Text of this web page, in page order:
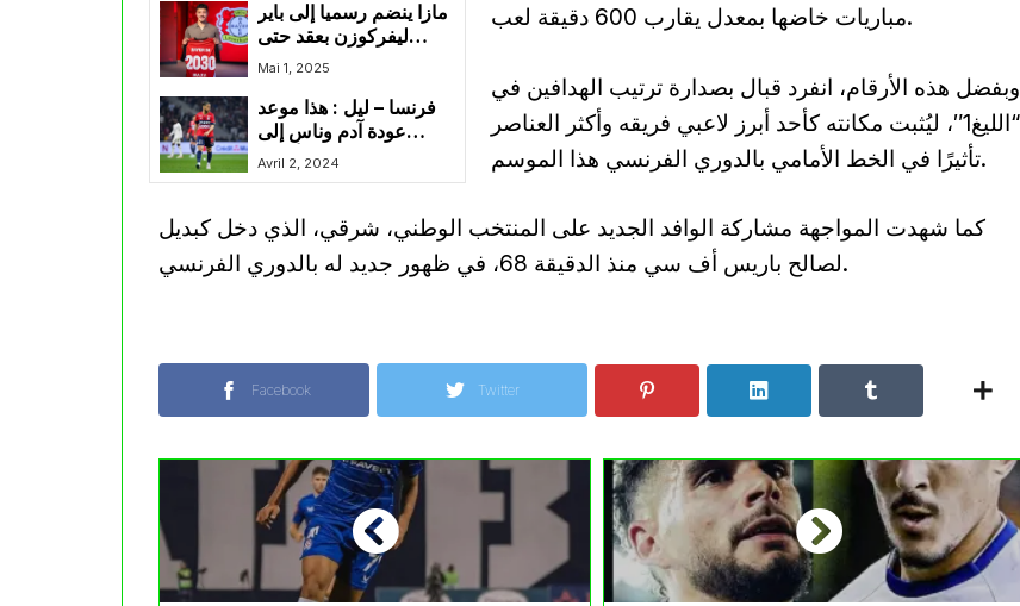
مازا ينضم رسميا إلى باير
ليفركوزن بعقد حتى
2030
Mai 1, 2025
فرنسا – ليل : هذا موعد
عودة آدم وناس إلى
المستطيل الأخضر
Avril 2, 2024
مباريات خاضها بمعدل يقارب 600 دقيقة لعب.
وبفضل هذه الأرقام، انفرد قبال بصدارة ترتيب الهدافين في
“الليغ1″، ليُثبت مكانته كأحد أبرز لاعبي فريقه وأكثر العناصر
تأثيرًا في الخط الأمامي بالدوري الفرنسي هذا الموسم.
كما شهدت المواجهة مشاركة الوافد الجديد على المنتخب الوطني، شرقي، الذي دخل كبديل
لصالح باريس أف سي منذ الدقيقة 68، في ظهور جديد له بالدوري الفرنسي.
Facebook Twitter